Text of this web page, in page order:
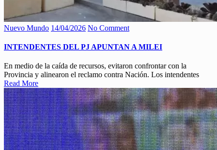
Nuevo Mundo 14/04/2026 No Comment
INTENDENTES DEL PJ APUNTAN A MILEI
En medio de la caída de recursos, evitaron confrontar con la
Provincia y alinearon el reclamo contra Nación. Los intendentes
Read More